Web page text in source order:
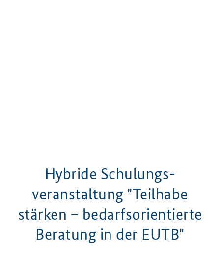
Hybride Schulungs­
veranstaltung "Teilhabe
stärken – bedarfs­orientierte
Beratung in der EUTB"